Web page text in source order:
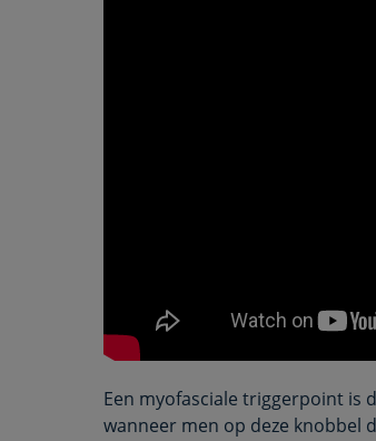
Een myofasciale triggerpoint is
wanneer men op deze knobbel